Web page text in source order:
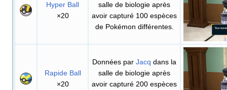
Hyper Ball
×20
salle de biologie après
avoir capturé 100 espèces
de Pokémon différentes.
Rapide Ball
×20
Données par Jacq dans la
salle de biologie après
avoir capturé 200 espèces